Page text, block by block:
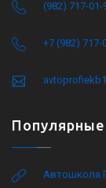
(982) 717-01-
+7 (982) 717-
Автошкола